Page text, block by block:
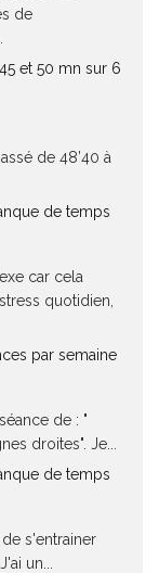
de
et 50 mn sur 6
de 48’40 à
de temps
car cela
quotidien,
par semaine
de : "
droites". Je...
de temps
s'entrainer
un...